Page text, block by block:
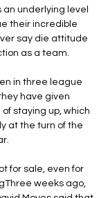
underlying level
their incredible
say die attitude
as a team.
in three league
have given
staying up, which
at the turn of the
for sale, even for
weeks ago,